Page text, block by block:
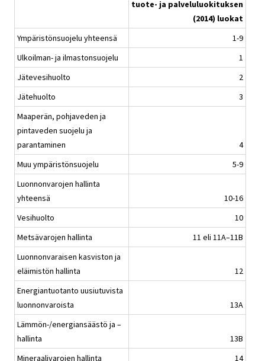
tuote- ja palveluluokituksen
(2014) luokat
Ympäristönsuojelu yhteensä
1-9
Ulkoilman- ja ilmastonsuojelu
1
Jätevesihuolto
2
Jätehuolto
3
Maaperän, pohjaveden ja
pintaveden suojelu ja
parantaminen
4
Muu ympäristönsuojelu
5-9
Luonnonvarojen hallinta
yhteensä
10-16
Vesihuolto
10
Metsävarojen hallinta
11 eli 11A–11B
Luonnonvaraisen kasviston ja
eläimistön hallinta
12
Energiantuotanto uusiutuvista
luonnonvaroista
13A
Lämmön-/energiansäästö ja –
hallinta
13B
Mineraalivarojen hallinta
14